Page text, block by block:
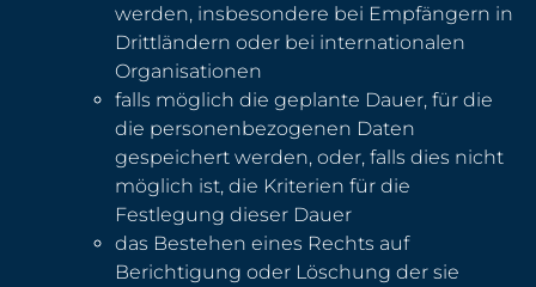
werden, insbesondere bei Empfängern in
Drittländern oder bei internationalen
Organisationen
falls möglich die geplante Dauer, für die
die personenbezogenen Daten
gespeichert werden, oder, falls dies nicht
möglich ist, die Kriterien für die
Festlegung dieser Dauer
das Bestehen eines Rechts auf
Berichtigung oder Löschung der sie